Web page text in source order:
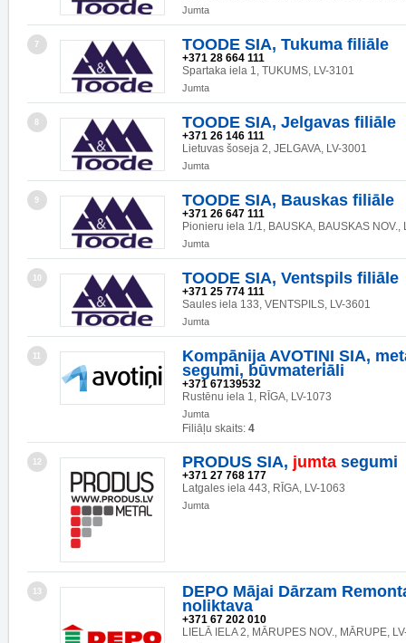
Jumta
7 TOODE SIA, Tukuma filiāle
+371 28 664 111
Spartaka iela 1, TUKUMS, LV-3101
Jumta
8 TOODE SIA, Jelgavas filiāle
+371 26 146 111
Lietuvas šoseja 2, JELGAVA, LV-3001
Jumta
9 TOODE SIA, Bauskas filiāle
+371 26 647 111
Pionieru iela 1/1, BAUSKA, BAUSKAS NOV.,
Jumta
10 TOODE SIA, Ventspils filiāle
+371 25 774 111
Saules iela 133, VENTSPILS, LV-3601
Jumta
11
Kompānija AVOTIŅI SIA,
segumi, būvmateriāli
+371 67139532
Rustēnu iela 1, RĪGA, LV-1073
Jumta
Filiāļu skaits: 4
12 PRODUS SIA, jumta segumi
+371 27 768 177
Latgales iela 443, RĪGA, LV-1063
Jumta
13
DEPO Mājai Dārzam
noliktava
+371 67 202 010
LIELĀ IELA 2, MĀRUPES NOV., MĀRUPE,